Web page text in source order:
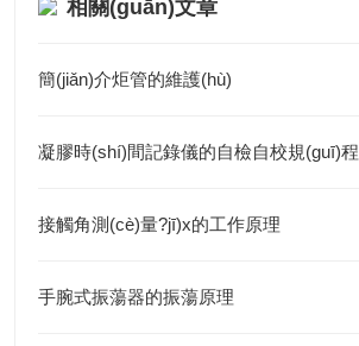
相關(guān)文章
簡(jiǎn)介炬管的維護(hù)
凝膠時(shí)間記錄儀的自檢自校規(guī)程
接觸角測(cè)量?jī)x的工作原理
手腕式振蕩器的振蕩原理